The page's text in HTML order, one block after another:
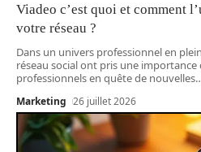
Viadeo c’est quoi et comment
votre réseau ?
Dans un univers professionnel en
réseau social ont pris une importance
professionnels en quête de nouvelles
Marketing 26 juillet 2026